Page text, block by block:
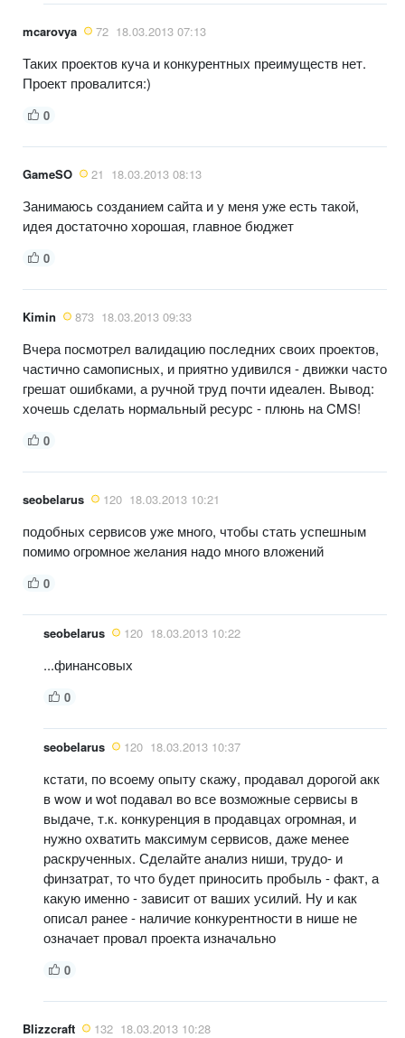
mcarovya 72 18.03.2013 07:13
Таких проектов куча и конкурентных преимуществ нет.
Проект провалится:)
0
GameSO 21 18.03.2013 08:13
Занимаюсь созданием сайта и у меня уже есть такой,
идея достаточно хорошая, главное бюджет
0
Kimin 873 18.03.2013 09:33
Вчера посмотрел валидацию последних своих проектов,
частично самописных, и приятно удивился - движки часто
грешат ошибками, а ручной труд почти идеален. Вывод:
хочешь сделать нормальный ресурс - плюнь на CMS!
0
seobelarus 120 18.03.2013 10:21
подобных сервисов уже много, чтобы стать успешным
помимо огромное желания надо много вложений
0
seobelarus 120 18.03.2013 10:22
...финансовых
0
seobelarus 120 18.03.2013 10:37
кстати, по всоему опыту скажу, продавал дорогой акк
в wow и wot подавал во все возможные сервисы в
выдаче, т.к. конкуренция в продавцах огромная, и
нужно охватить максимум сервисов, даже менее
раскрученных. Сделайте анализ ниши, трудо- и
финзатрат, то что будет приносить пробыль - факт, а
какую именно - зависит от ваших усилий. Ну и как
описал ранее - наличие конкурентности в нише не
означает провал проекта изначально
0
Blizzcraft 132 18.03.2013 10:28